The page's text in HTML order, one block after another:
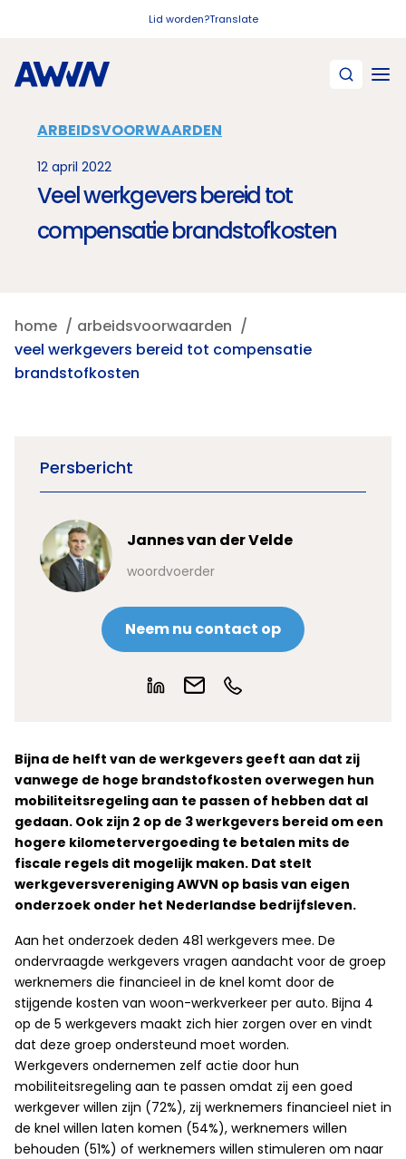
Lid worden?Translate
ARBEIDSVOORWAARDEN
12 april 2022
Veel werkgevers bereid tot
compensatie brandstofkosten
home
arbeidsvoorwaarden
veel werkgevers bereid tot compensatie
brandstofkosten
Persbericht
Jannes van der Velde
woordvoerder
Neem nu contact op
Bijna de helft van de werkgevers geeft aan dat zij
vanwege de hoge brandstofkosten overwegen hun
mobiliteitsregeling aan te passen of hebben dat al
gedaan. Ook zijn 2 op de 3 werkgevers bereid om een
hogere kilometervergoeding te betalen mits de
fiscale regels dit mogelijk maken. Dat stelt
werkgeversvereniging AWVN op basis van eigen
onderzoek onder het Nederlandse bedrijfsleven.
Aan het onderzoek deden 481 werkgevers mee. De
ondervraagde werkgevers vragen aandacht voor de groep
werknemers die financieel in de knel komt door de
stijgende kosten van woon-werkverkeer per auto. Bijna 4
op de 5 werkgevers maakt zich hier zorgen over en vindt
dat deze groep ondersteund moet worden.
Werkgevers ondernemen zelf actie door hun
mobiliteitsregeling aan te passen omdat zij een goed
werkgever willen zijn (72%), zij werknemers financieel niet in
de knel willen laten komen (54%), werknemers willen
behouden (51%) of werknemers willen stimuleren om naar